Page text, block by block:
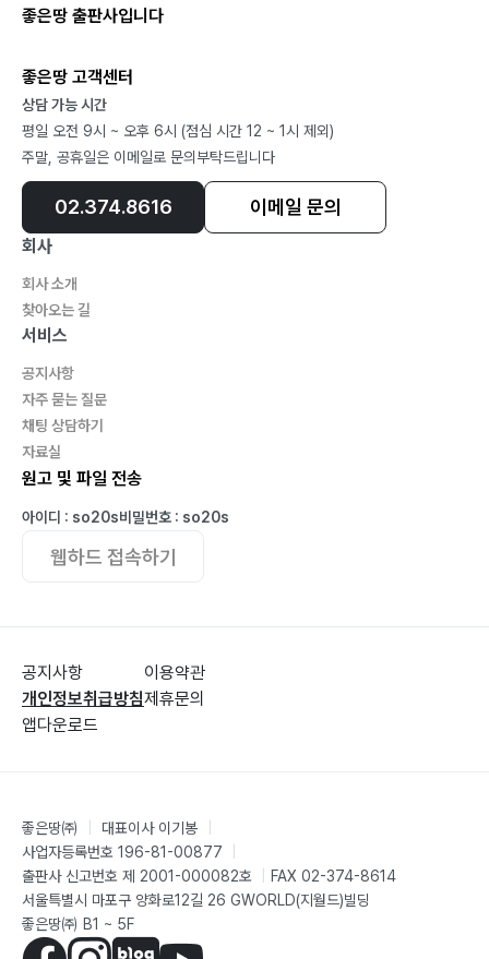
좋은땅 출판사입니다
좋은땅 고객센터
상담 가능 시간
평일 오전 9시 ~ 오후 6시 (점심 시간 12 ~ 1시 제외)
주말, 공휴일은 이메일로 문의부탁드립니다
02.374.8616 이메일 문의
회사
회사 소개
찾아오는 길
서비스
공지사항
자주 묻는 질문
채팅 상담하기
자료실
원고 및 파일 전송
아이디 : so20s비밀번호 : so20s
웹하드 접속하기
공지사항
개인정보취급방침
앱다운로드
이용약관
제휴문의
좋은땅㈜ 대표이사 이기봉
사업자등록번호 196-81-00877
출판사 신고번호 제 2001-000082호
FAX 02-374-8614
서울특별시 마포구 양화로12길 26 GWORLD(지월드)빌딩
좋은땅㈜ B1 ~ 5F